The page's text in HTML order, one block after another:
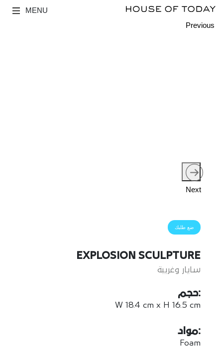
MENU
Previous
Next
ضع طلبك
EXPLOSION SCULPTURE
سايار وغريبة
حجم:
W 18.4 cm x H 16.5 cm
مواد:
Foam